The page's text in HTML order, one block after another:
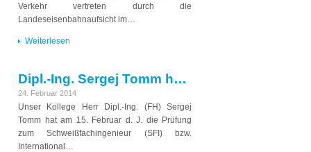
Verkehr vertreten durch die
Landeseisenbahnaufsicht im…
Weiterlesen
Dipl.-Ing. Sergej Tomm hat Prüfung zum Schweißfachingenieur erfolgreich bestanden
24. Februar 2014
Unser Kollege Herr Dipl.-Ing. (FH) Sergej
Tomm hat am 15. Februar d. J. die Prüfung
zum Schweißfachingenieur (SFI) bzw.
International…